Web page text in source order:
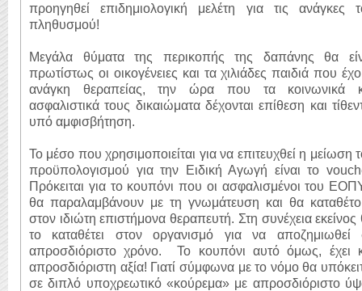
προηγηθεί επιδημιολογική μελέτη για τις ανάγκες
πληθυσμού!
Μεγάλα θύματα της περικοπής της δαπάνης θα
πρωτίστως οι οικογένειες και τα χιλιάδες παιδιά που
ανάγκη θεραπείας, την ώρα που τα κοινωνικά
ασφαλιστικά τους δικαιώματα δέχονται επίθεση και
υπό αμφισβήτηση.
Το μέσο που χρησιμοποιείται για να επιτευχθεί η μείωση
προϋπολογισμού για την Ειδική Αγωγή είναι το
Πρόκειται για το κουπόνι που οι ασφαλισμένοι του
θα παραλαμβάνουν με τη γνωμάτευση και θα
στον ιδιώτη επιστήμονα θεραπευτή. Στη συνέχεια εκείνος
το καταθέτει στον οργανισμό για να αποζημιωθεί
απροσδιόριστο χρόνο.
Το κουπόνι αυτό όμως, έχει
απροσδιόριστη αξία! Γιατί σύμφωνα με το νόμο θα
σε διπλό υποχρεωτικό «κούρεμα» με απροσδιόριστο